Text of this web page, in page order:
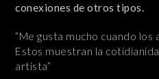
conexiones de otros tipos.
“Me gusta mucho cuando
Estos muestran la
artista”